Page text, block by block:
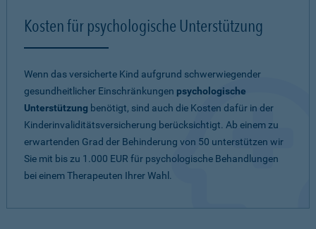
Kosten für psychologische Unterstützung
Wenn das versicherte Kind aufgrund schwerwiegender
gesundheitlicher Einschränkungen psychologische
Unterstützung benötigt, sind auch die Kosten dafür in der
Kinderinvaliditätsversicherung berücksichtigt. Ab einem zu
erwartenden Grad der Behinderung von 50 unterstützen wir
Sie mit bis zu 1.000 EUR für psychologische Behandlungen
bei einem Therapeuten Ihrer Wahl.